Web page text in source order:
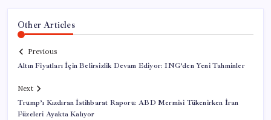
Other Articles
Previous
Altın Fiyatları İçin Belirsizlik Devam Ediyor: ING’den Yeni Tahminler
Next
Trump’ı Kızdıran İstihbarat Raporu: ABD Mermisi Tükenirken İran
Füzeleri Ayakta Kalıyor